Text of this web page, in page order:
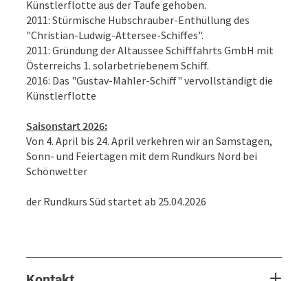
Künstlerflotte aus der Taufe gehoben.
2011: Stürmische Hubschrauber-Enthüllung des
"Christian-Ludwig-Attersee-Schiffes".
2011: Gründung der Altaussee Schifffahrts GmbH mit
Österreichs 1. solarbetriebenem Schiff.
2016: Das "Gustav-Mahler-Schiff" vervollständigt die
Künstlerflotte
Saisonstart 2026:
Von 4. April bis 24. April verkehren wir an Samstagen,
Sonn- und Feiertagen mit dem Rundkurs Nord bei
Schönwetter
der Rundkurs Süd startet ab 25.04.2026